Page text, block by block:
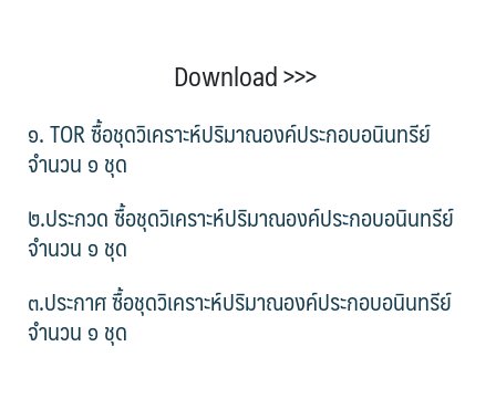
Download >>>
๑. TOR ซื้อชุดวิเคราะห์ปริมาณองค์ประกอบอนินทรีย์
จำนวน ๑ ชุด
๒.ประกวด ซื้อชุดวิเคราะห์ปริมาณองค์ประกอบอนินทรีย์
จำนวน ๑ ชุด
๓.ประกาศ ซื้อชุดวิเคราะห์ปริมาณองค์ประกอบอนินทรีย์
จำนวน ๑ ชุด